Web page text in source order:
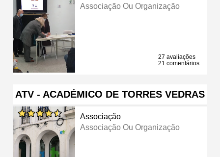
Associação Ou Organização
27 avaliações
21 comentários
ATV - ACADÉMICO DE TORRES VEDRAS
Associação
Associação Ou Organização